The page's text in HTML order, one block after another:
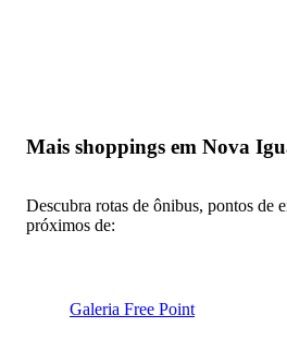
Mais shoppings em Nova
Descubra rotas de ônibus, pontos de
próximos de:
Galeria Free Point